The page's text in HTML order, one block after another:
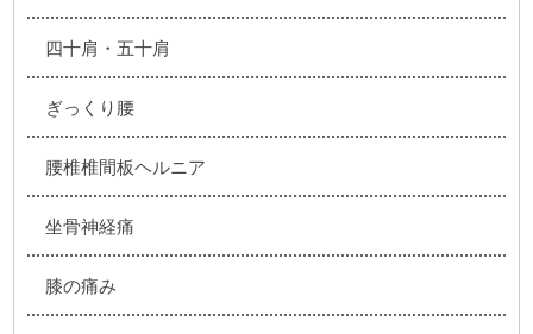
四十肩・五十肩
ぎっくり腰
腰椎椎間板ヘルニア
坐骨神経痛
膝の痛み